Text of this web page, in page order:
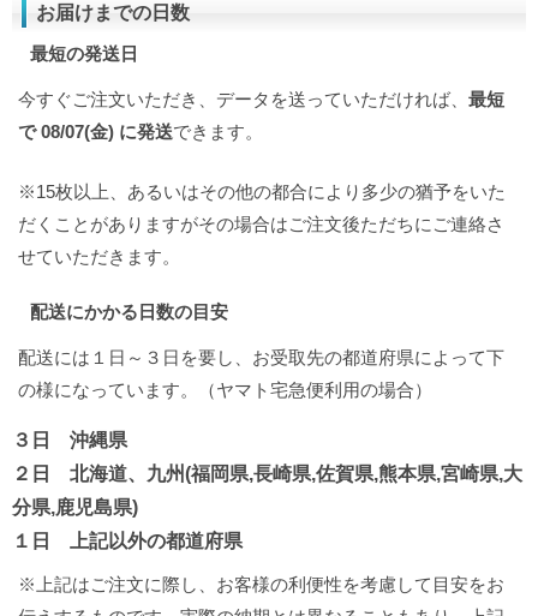
お届けまでの日数
最短の発送日
今すぐご注文いただき、データを送っていただければ、 最短
で 08/07(金) に発送できます。
※15枚以上、あるいはその他の都合により多少の猶予をいた
だくことがありますがその場合はご注文後ただちにご連絡さ
せていただきます。
配送にかかる日数の目安
配送には１日～３日を要し、お受取先の都道府県によって下
の様になっています。（ヤマト宅急便利用の場合）
３日 沖縄県
２日 北海道、九州(福岡県,長崎県,佐賀県,熊本県,宮崎県,大
分県,鹿児島県)
１日 上記以外の都道府県
※上記はご注文に際し、お客様の利便性を考慮して目安をお